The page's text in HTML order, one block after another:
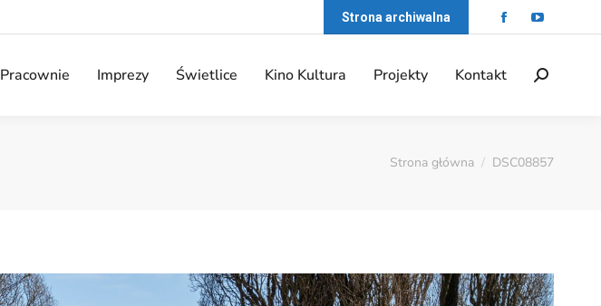
Strona archiwalna
Pracownie Imprezy Świetlice Kino Kultura Projekty Kontakt
Jesteś tutaj:
Strona główna DSC08857